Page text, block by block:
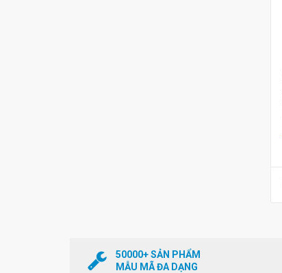
50000+ SẢN PHẨM
MẪU MÃ ĐA DẠNG